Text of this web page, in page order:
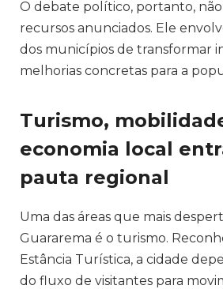
O debate político, portanto, não
recursos anunciados. Ele
dos municípios de transformar
melhorias concretas para a
Turismo,
economia local
pauta regional
Uma das áreas que mais
Guararema é o turismo.
Estância Turística, a cidade
do fluxo de visitantes para